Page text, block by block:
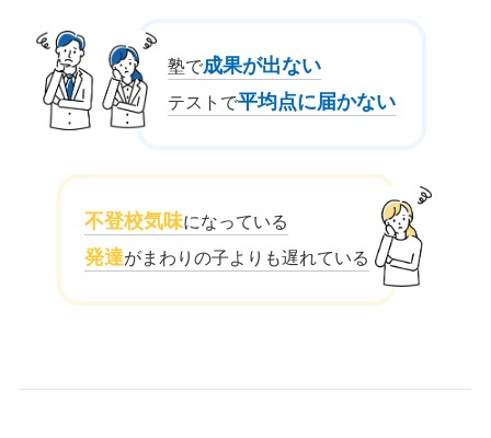
塾で成果が出ない
テストで平均点に届かない
不登校気味になっている
発達がまわりの子よりも遅れている